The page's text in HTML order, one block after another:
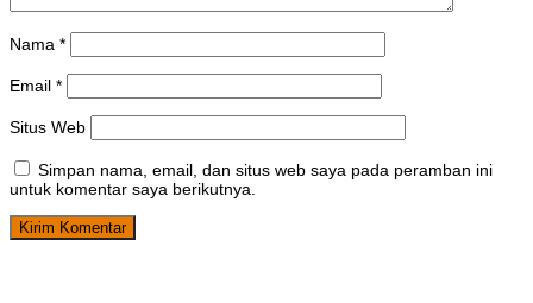
Nama *
Email *
Situs Web
Simpan nama, email, dan situs web saya pada peramban ini
untuk komentar saya berikutnya.